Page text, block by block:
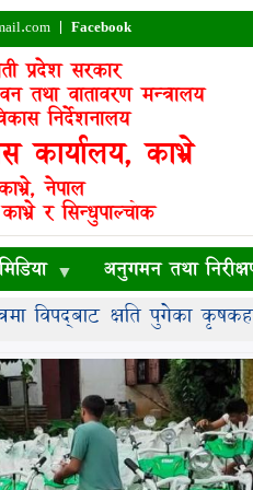
| Facebook
प्रदेश सरकार
तथा वातावरण मन्त्रालय
निर्देशनालय
कार्यालय, काभ्रे
नेपाल
काभ्रे र सिन्धुपाल्चोक
मिडिया अनुगमन तथा
क्षति पुगेका